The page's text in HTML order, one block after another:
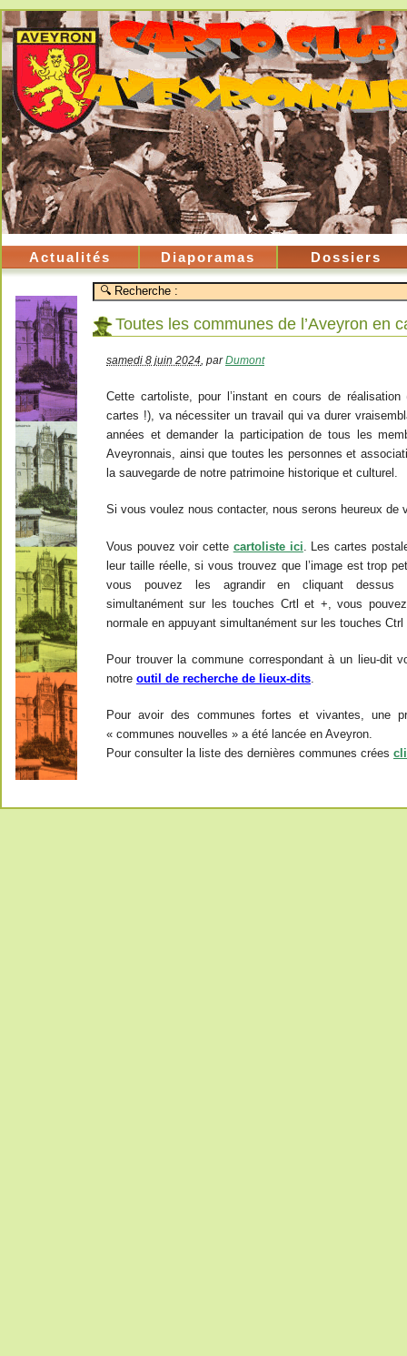
Actualités Diaporamas Dossiers
Toutes les communes de l’Aveyron en
samedi 8 juin 2024 parDumont
Cette cartoliste, pour l’instant en cours de réalisation
cartes !), va nécessiter un travail qui va durer
années et demander la participation de tous les
Aveyronnais, ainsi que toutes les personnes et
la sauvegarde de notre patrimoine historique et culturel.
Si vous voulez nous contacter, nous serons heureux de
Vous pouvez voir cette cartoliste ici . Les cartes
leur taille réelle, si vous trouvez que l’image est trop
vous pouvez les agrandir en cliquant dessus
simultanément sur les touches Crtl et +, vous
normale en appuyant simultanément sur les touches Ctrl
Pour trouver la commune correspondant à un lieu-dit
notre outil de recherche de lieux-dits
Pour avoir des communes fortes et vivantes, une
« communes nouvelles » a été lancée en Aveyron.
Pour consulter la liste des dernières communes crées